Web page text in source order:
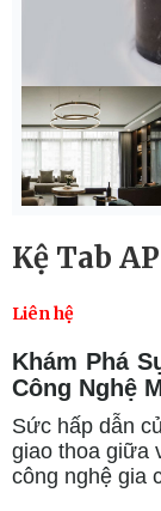
Kệ Tab
Liên hệ
Khám Phá
Công Nghệ
Sức hấp dẫn
giao thoa giữa
công nghệ gia